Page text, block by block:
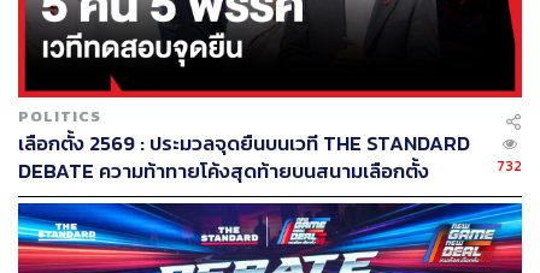
POLITICS
เลือกตั้ง 2569 : ประมวลจุดยืนบนเวที THE STANDARD
DEBATE ความท้าทายโค้งสุดท้ายบนสนามเลือกตั้ง
732